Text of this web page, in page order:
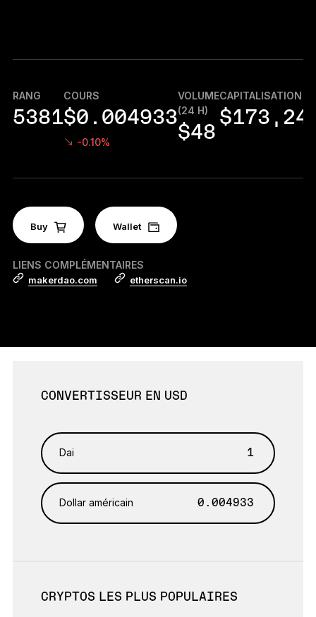
Accessoires
Solutions de récupération
Voir tout
Comparer les signers Ledger
RANG
5381
COURS
$0.004933
-0.10%
VOLUME
(24 H)
$48
CAPITALISATION
LIENS COMPLÉMENTAIRES
makerdao.com etherscan.io
Buy Wallet
CONVERTISSEUR EN USD
Dai
Dollar américain
CRYPTOS LES PLUS POPULAIRES